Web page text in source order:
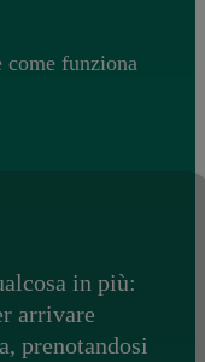
come funziona
in più:
arrivare
prenotandosi